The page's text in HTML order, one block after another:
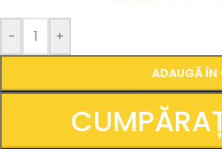
- +
ADAUGĂ ÎN